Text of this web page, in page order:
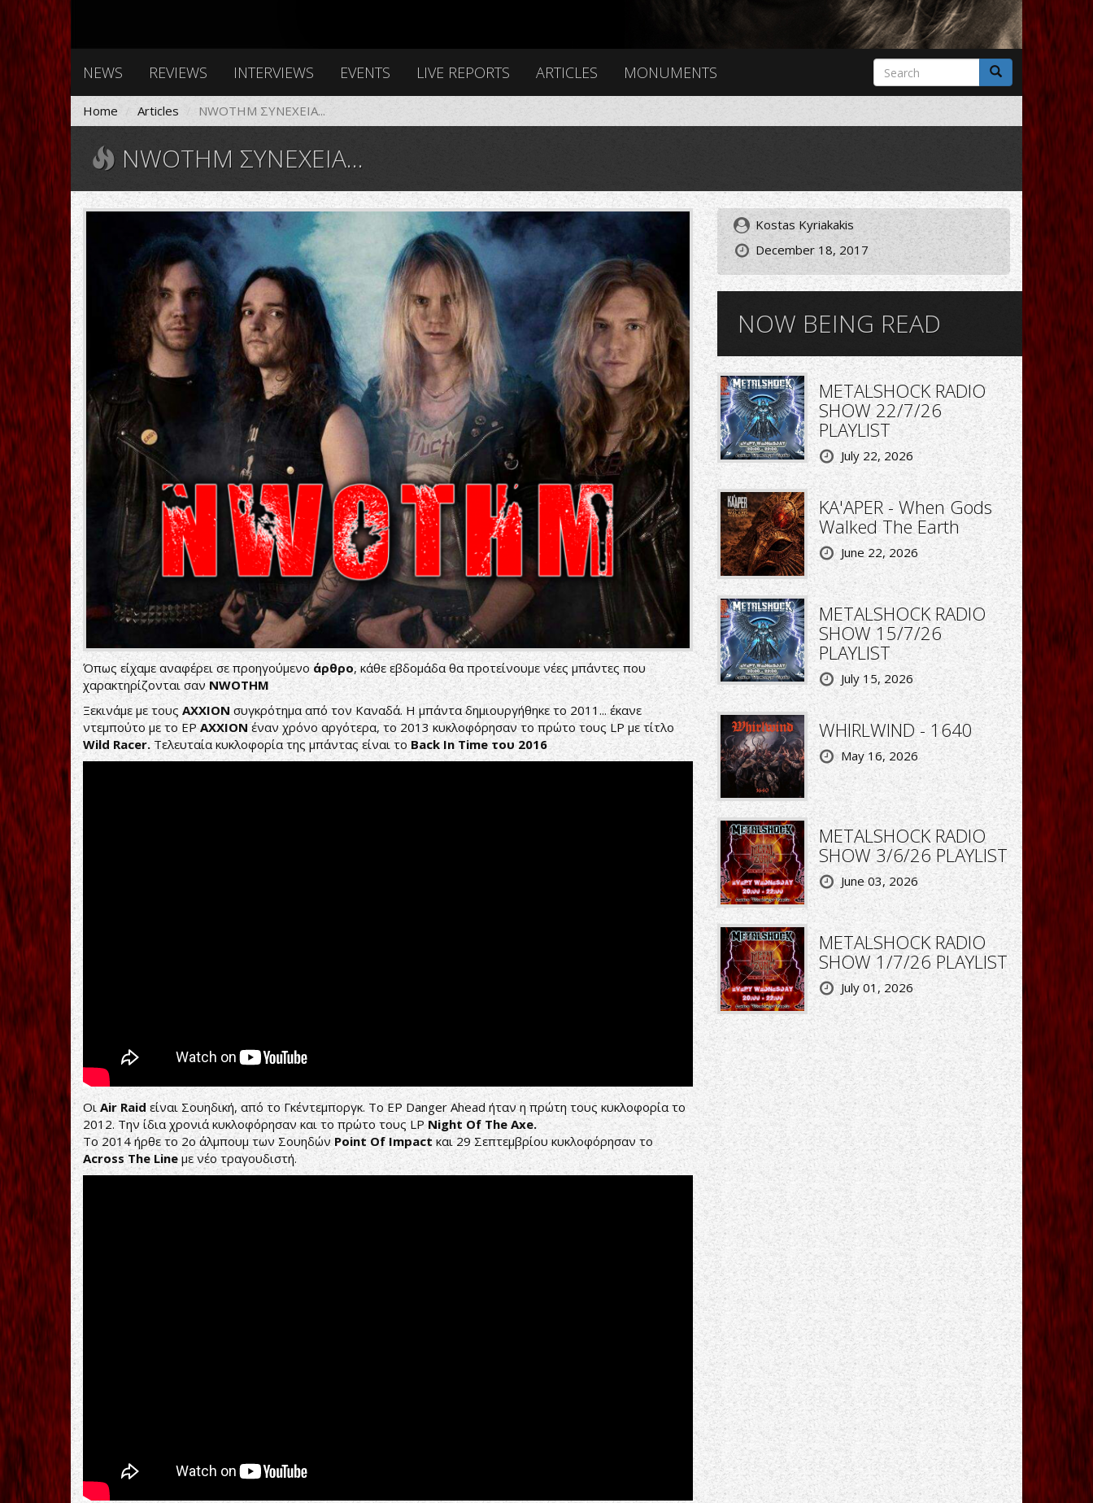
NEWS REVIEWS INTERVIEWS EVENTS LIVE REPORTS ARTICLES MONUMENTS
Search
form
Search
Home Articles NWOTHM ΣΥΝΕΧΕΙΑ...
NWOTHM ΣΥΝΕΧΕΙΑ...
3a66590b767f9a63b8d6783ab66285579972c84f_hq.png
Όπως είχαμε αναφέρει σε προηγούμενοάρθρο, κάθε εβδομάδα θα προτείνουμε νέες μπάντες που
χαρακτηρίζονται σαν NWOTHM
Ξεκινάμε με τους AXXIONσυγκρότημα από τον Καναδά. Η μπάντα δημιουργήθηκε το 2011... έκανε
ντεμπούτο με το EPΑΧΧΙΟΝέναν χρόνο αργότερα, το 2013 κυκλοφόρησαν το πρώτο τους LP με τίτλο
Wild Racer.Τελευταία κυκλοφορία της μπάντας είναι το Back In Time του 2016
ΟιAir Raid είναι Σουηδική, από το Γκέντεμποργκ. Το EP Danger Ahead ήταν η πρώτη τους κυκλοφορία το
2012. Την ίδια χρονιά κυκλοφόρησαν και το πρώτο τους LPNight Of The Axe.
To 2014 ήρθε το 2o άλμπουμ των Σουηδών Point Of Impact και 29 Σεπτεμβρίου κυκλοφόρησαν το
Across The Line με νέο τραγουδιστή.
Kostas Kyriakakis
December 18, 2017
NOW BEING READ
METALSHOCK RADIO
SHOW 22/7/26
PLAYLIST
July 22, 2026
KA'APER - When Gods
Walked The Earth
June 22, 2026
METALSHOCK RADIO
SHOW 15/7/26
PLAYLIST
July 15, 2026
WHIRLWIND - 1640
May 16, 2026
METALSHOCK RADIO
SHOW 3/6/26 PLAYLIST
June 03, 2026
METALSHOCK RADIO
SHOW 1/7/26 PLAYLIST
July 01, 2026